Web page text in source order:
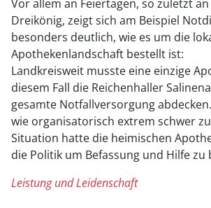
Vor allem an Feiertagen, so zuletzt
Dreikönig, zeigt sich am Beispiel
besonders deutlich, wie es um die
Apothekenlandschaft bestellt ist:
Landkreisweit musste eine einzige
diesem Fall die Reichenhaller
gesamte Notfallversorgung
wie organisatorisch extrem schwer
Situation hatte die heimischen
die Politik um Befassung und Hilfe zu
Leistung und Leidenschaft